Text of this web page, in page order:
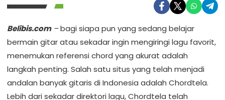
Belibis.com–bagi siapa pun yang sedang belajar
bermain gitar atau sekadar ingin mengiringi lagu favorit,
menemukan referensi chord yang akurat adalah
langkah penting. Salah satu situs yang telah menjadi
andalan banyak gitaris di Indonesia adalah Chordtela.
Lebih dari sekadar direktori lagu, Chordtela telah